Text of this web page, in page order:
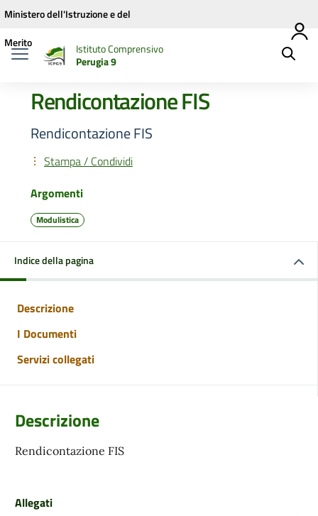
Vai ai contenuti
Vai al menu di navigazione
Vai al footer
Ministero dell'Istruzione e del
Merito
Istituto Comprensivo
Perugia 9
Rendicontazione FIS
Rendicontazione FIS
Stampa / Condividi
Argomenti
Modulistica
Indice della pagina
Descrizione
I Documenti
Servizi collegati
Descrizione
Rendicontazione FIS
Allegati